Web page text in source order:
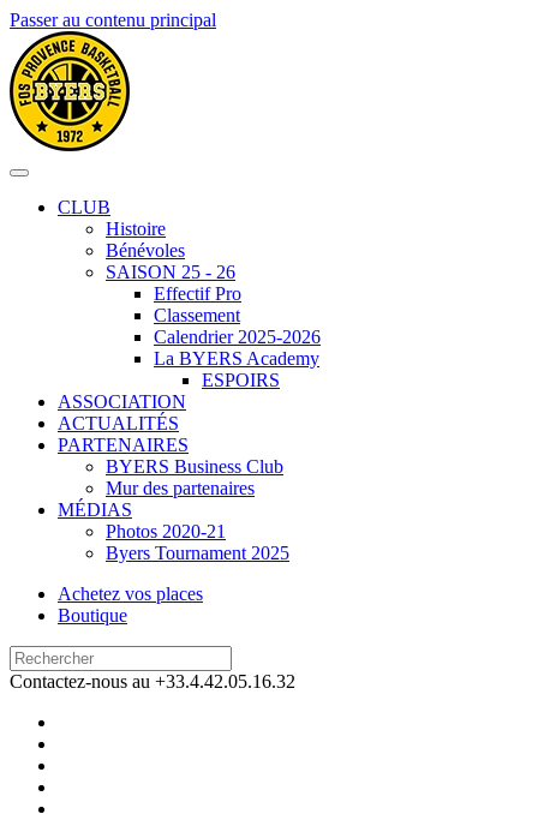
Passer au contenu principal
CLUB
Histoire
Bénévoles
SAISON 25 - 26
Effectif Pro
Classement
Calendrier 2025-2026
La BYERS Academy
ESPOIRS
ASSOCIATION
ACTUALITÉS
PARTENAIRES
BYERS Business Club
Mur des partenaires
MÉDIAS
Photos 2020-21
Byers Tournament 2025
Achetez vos places
Boutique
Contactez-nous au +33.4.42.05.16.32